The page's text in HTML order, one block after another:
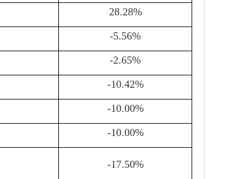
28.28%
-5.56%
-2.65%
-10.42%
-10.00%
-10.00%
-17.50%